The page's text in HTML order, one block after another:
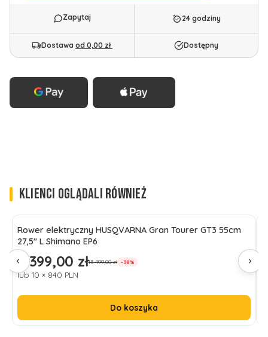
24 godziny
Dostawa od 0,00 zł Dostępny
KLIENCI OGLĄDALI RÓWNIEŻ
Rower elektryczny HUSQVARNA Gran Tourer GT3 55cm
27,5" L Shimano EP6
Cena promocyjna
8 399,00 zł13 499,00 zł -38%
lub 10 × 840 PLN
Do koszyka